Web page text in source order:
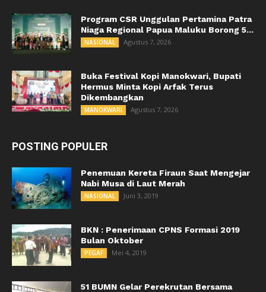
Program CSR Unggulan Pertamina Patra
Niaga Regional Papua Maluku Borong 5...
NASIONAL Agustus 7, 2026
Buka Festival Kopi Manokwari, Bupati
Hermus Minta Kopi Arfak Terus
Dikembangkan
MANOKWARI Agustus 7, 2026
POSTING POPULER
Penemuan Kereta Firaun Saat Mengejar
Nabi Musa di Laut Merah
NASIONAL Juni 3, 2019
BKN : Penerimaan CPNS Formasi 2019
Bulan Oktober
PEGAF Mei 4, 2019
51 BUMN Gelar Perekrutan Bersama